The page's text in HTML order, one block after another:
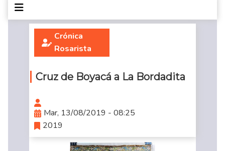
Crónica
Rosarista
Cruz de Boyacá a La Bordadita
Mar, 13/08/2019 - 08:25
2019